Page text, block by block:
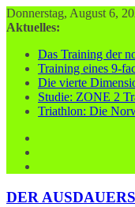
Zum
Inhalt
Donnerstag, August 6,
Aktuelles:
Das Training der
Training eines 9-
Die vierte
Studie: ZONE 2
Triathlon: Die
DER